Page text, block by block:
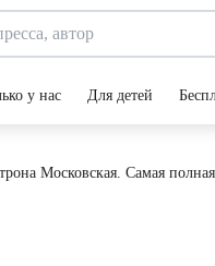
у нас Для детей
Московская. Самая